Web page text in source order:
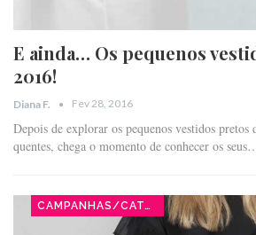
E ainda… Os pequenos
2016!
Diana F. Fev 28, 2016
Depois de explorar os pequenos vestidos pretos
quentes, chega o momento de conhecer os
CAMPANHAS/CATÁLOGOS